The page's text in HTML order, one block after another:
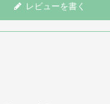
レビューを書く